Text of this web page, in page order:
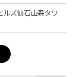
ルズ仙石山森タワ